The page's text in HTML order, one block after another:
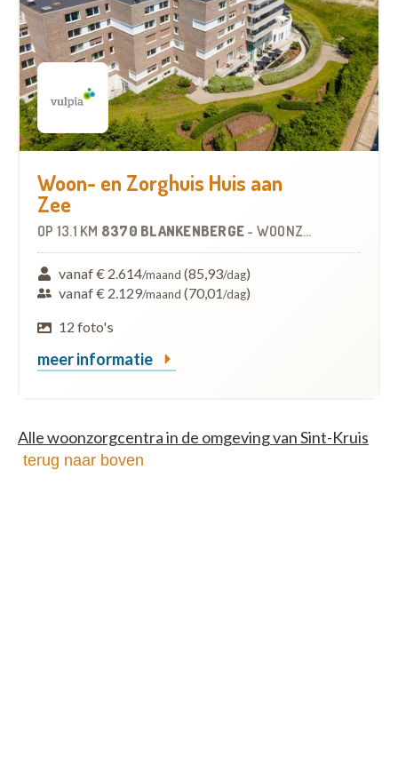
Woon- en Zorghuis Huis aan
Zee
OP 13.1 KM 8370 BLANKENBERGE - WOONZORGCENTRUM (WZC)
vanaf € 2.614/maand (85,93/dag)
vanaf € 2.129/maand (70,01/dag)
12 foto's
meer informatie
Alle woonzorgcentra in de omgeving van Sint-Kruis
terug naar boven